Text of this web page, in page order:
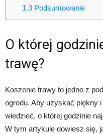
1.3Podsumowanie
O której
trawę?
Koszenie trawy to jedno z
ogrodu. Aby uzyskać piękny
wiedzieć, o której godzinie
W tym artykule dowiesz się,